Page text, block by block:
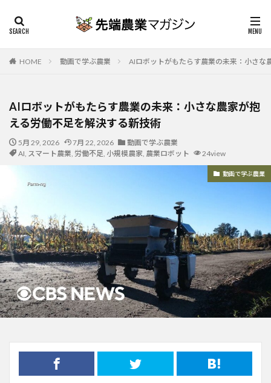
HOME 動画で学ぶ農業 AIロボットがもたらす農業の未来：小さな
AIロボットがもたらす農業の未来：小さな農家が抱
える労働不足を解決する新技術
5月 29, 2026 7月 22, 2026
動画で学ぶ農業
AI, スマート農業, 労働不足, 小規模農家, 農業ロボット 24view
動画で学ぶ農業